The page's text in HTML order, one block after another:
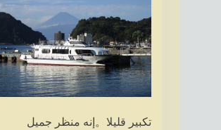
تكبير قليلا。إنه منظر جميل